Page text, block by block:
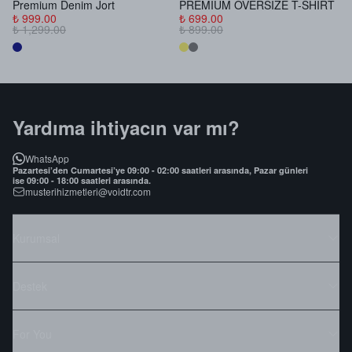
Premium Denim Jort
₺ 999.00
₺ 1,299.00
PREMIUM OVERSIZE T-SHIRT
₺ 699.00
₺ 899.00
Yardıma ihtiyacın var mı?
WhatsApp
Pazartesi’den Cumartesi’ye 09:00 - 02:00 saatleri arasında, Pazar günleri
ise 09:00 - 18:00 saatleri arasında.
musterihizmetleri@voidtr.com